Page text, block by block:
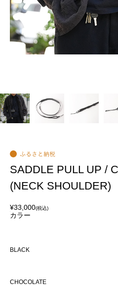
SADDLE PULL UP /
(NECK SHOULDER)
¥33,000(税込)
カラー
BLACK
CHOCOLATE